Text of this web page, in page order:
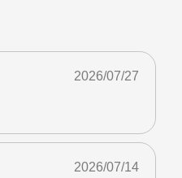
2026/07/27
2026/07/14